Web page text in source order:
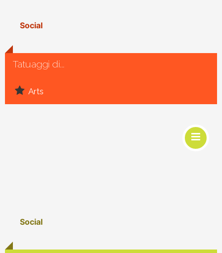
Tatuaggi di...
Arts
Social
Social